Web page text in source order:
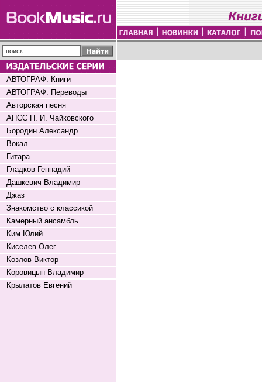
АВТОГРАФ. Книги
АВТОГРАФ. Переводы
Авторская песня
АПСС П. И. Чайковского
Бородин Александр
Вокал
Гитара
Гладков Геннадий
Дашкевич Владимир
Джаз
Знакомство с классикой
Камерный ансамбль
Ким Юлий
Киселев Олег
Козлов Виктор
Коровицын Владимир
Крылатов Евгений